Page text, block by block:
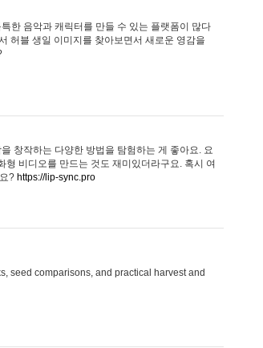
한 음악과 캐릭터를 만들 수 있는 플랫폼이 많다
허블 생일 이미지를 찾아보면서 새로운 영감을
창작하는 다양한 방법을 탐험하는 게 좋아요. 요
비디오를 만드는 것도 재미있더라구요. 혹시 여
? https://lip-sync.pro
seed comparisons, and practical harvest and